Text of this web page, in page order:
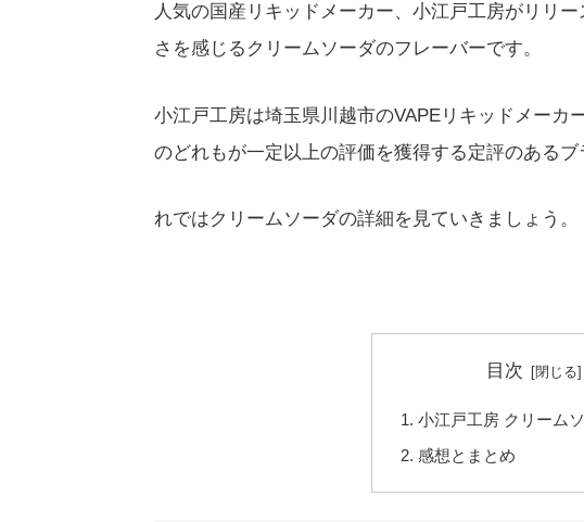
人気の国産リキッドメーカー、小江戸工房がリリ
さを感じるクリームソーダのフレーバーです。
小江戸工房は埼玉県川越市のVAPEリキッドメーカ
のどれもが一定以上の評価を獲得する定評のあるブ
れではクリームソーダの詳細を見ていきましょう。
目次
小江戸工房 クリーム
感想とまとめ